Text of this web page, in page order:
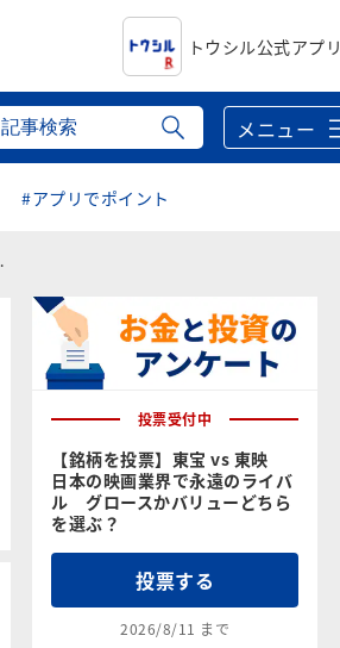
トウシル公式アプリ
メニュー
#アプリでポイント
投票受付中
【銘柄を投票】東宝 vs 東映
日本の映画業界で永遠のライバ
ル グロースかバリューどちら
を選ぶ？
投票する
2026/8/11 まで